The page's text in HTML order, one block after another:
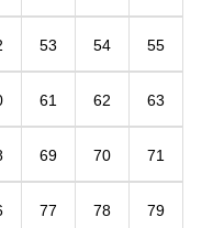
53 54 55
61 62 63
69 70 71
77 78 79